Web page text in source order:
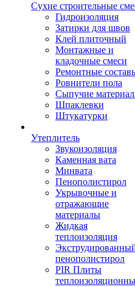
Сухие строительные
Гидроизоляция
Затирки для швов
Клей плиточный
Монтажные и
кладочные смеси
Ремонтные
Ровнители пола
Сыпучие
Шпаклевки
Штукатурки
Утеплитель
Звукоизоляция
Каменная вата
Минвата
Пенополистирол
Укрывочные и
отражающие
материалы
Жидкая
теплоизоляция
пенополистирол
PIR Плиты